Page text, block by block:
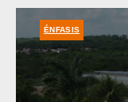
ÉNFASIS